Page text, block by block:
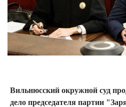
Вильнюсский окружной суд
дело председателя партии